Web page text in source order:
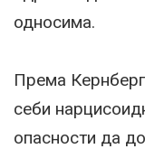
односима.
Према
себи
опасности да